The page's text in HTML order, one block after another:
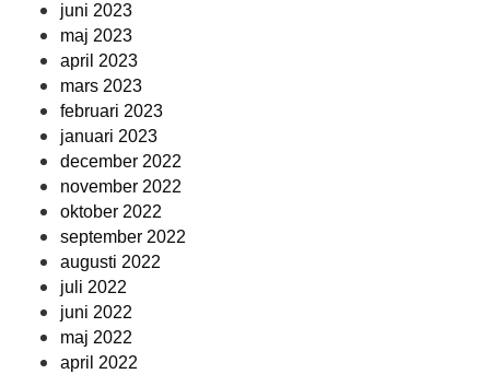
juni 2023
maj 2023
april 2023
mars 2023
februari 2023
januari 2023
december 2022
november 2022
oktober 2022
september 2022
augusti 2022
juli 2022
juni 2022
maj 2022
april 2022